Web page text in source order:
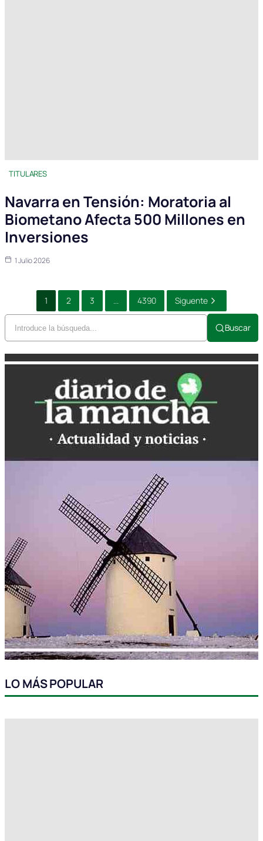
TITULARES
Navarra en Tensión: Moratoria al
Biometano Afecta 500 Millones en
Inversiones
1 Julio 2026
1 2 3 ... 4390 Siguente
Buscar
LO MÁS POPULAR